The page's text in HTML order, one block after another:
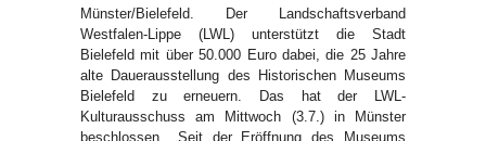
Münster/Bielefeld. Der Landschaftsverband
Westfalen-Lippe (LWL) unterstützt die Stadt
Bielefeld mit über 50.000 Euro dabei, die 25 Jahre
alte Dauerausstellung des Historischen Museums
Bielefeld zu erneuern. Das hat der LWL-
Kulturausschuss am Mittwoch (3.7.) in Münster
beschlossen. „Seit der Eröffnung des Museums